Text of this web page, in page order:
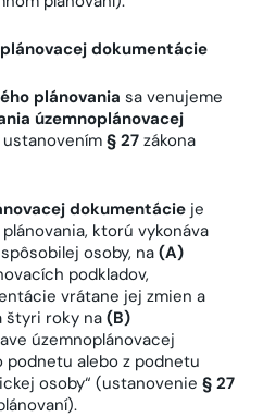
dokumentácie
plánovania sa venujeme
územnoplánovacej
§ 27 zákona
dokumentácie je
ktorú vykonáva
osoby, na (A)
podkladov,
vrátane jej zmien a
štyri roky na (B)
územnoplánovacej
alebo z podnetu
osoby“ (ustanovenie § 27